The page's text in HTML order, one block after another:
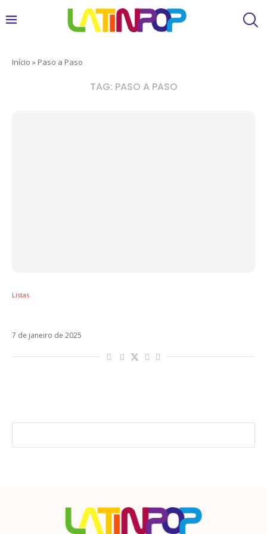
Início » Paso a Paso
TAG: PASO A PASO
Listas
7 de janeiro de 2025